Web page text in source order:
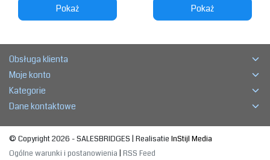
Pokaż Pokaż
Obsługa klienta
Moje konto
Kategorie
Dane kontaktowe
© Copyright 2026 - SALESBRIDGES | Realisatie InStijl Media
Ogólne warunki i postanowienia RSS Feed